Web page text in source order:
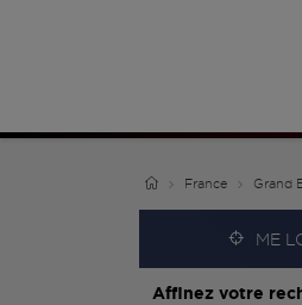
France Grand
ME
Affinez votre